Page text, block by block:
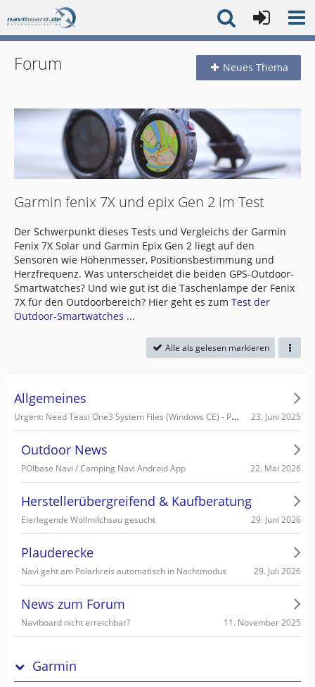
Forum Neues Thema
Garmin fenix 7X und epix Gen 2 im Test
Der Schwerpunkt dieses Tests und Vergleichs der Garmin
Fenix 7X Solar und Garmin Epix Gen 2 liegt auf den
Sensoren wie Höhenmesser, Positionsbestimmung und
Herzfrequenz. Was unterscheidet die beiden GPS-Outdoor-
Smartwatches? Und wie gut ist die Taschenlampe der Fenix
7X für den Outdoorbereich? Hier geht es zum Test der
Outdoor-Smartwatches ...
Alle als gelesen markieren
Allgemeines
Urgent: Need Teasi One3 System Files (Windows CE) - PC recognizes it as Mass Storage! 23. Juni 2025
Outdoor News
POIbase Navi / Camping Navi Android App 22. Mai 2026
Herstellerübergreifend & Kaufberatung
Eierlegende Wollmilchsau gesucht 29. Juni 2026
Plauderecke
Navi geht am Polarkreis automatisch in Nachtmodus 29. Juli 2026
News zum Forum
Naviboard nicht erreichbar? 11. November 2025
Garmin